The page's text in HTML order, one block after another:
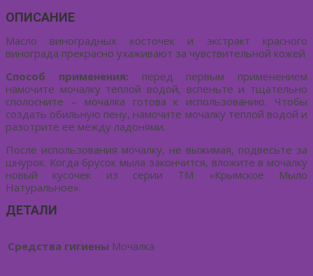
ОПИСАНИЕ
Масло виноградных косточек и экстракт красного
винограда прекрасно ухаживают за чувствительной кожей
Способ применения: перед первым применением
намочите мочалку теплой водой, вспеньте и тщательно
сполосните – мочалка готова к использованию. Чтобы
создать обильную пену, намочите мочалку теплой водой и
разотрите ее между ладонями.
После использования мочалку, не выжимая, подвесьте за
шнурок. Когда брусок мыла закончится, вложите в мочалку
новый кусочек из серии ТМ «Крымское Мыло
Натуральное».
ДЕТАЛИ
Средства гигиены Мочалка